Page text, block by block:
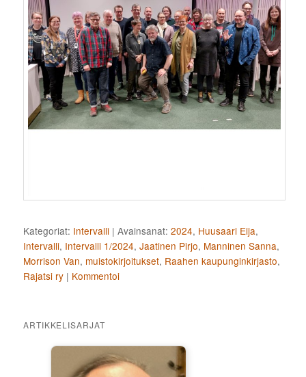
Kategoriat: Intervalli |Avainsanat: 2024, Huusaari Eija,
Intervalli, Intervalli 1/2024,Jaatinen Pirjo, Manninen Sanna,
Morrison Van, muistokirjoitukset, Raahen kaupunginkirjasto,
Rajatsi ry | Kommentoi
ARTIKKELISARJAT